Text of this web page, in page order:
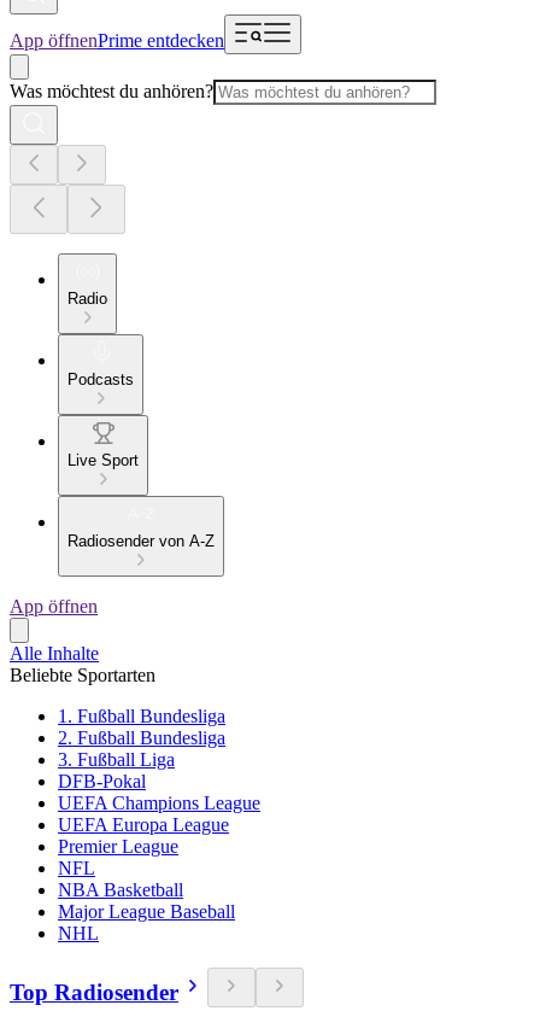
App öffnenPrime entdecken
Was möchtest du anhören?
Radio
Podcasts
Live Sport
Radiosender von A-Z
App öffnen
Alle Inhalte
Beliebte Sportarten
1. Fußball Bundesliga
2. Fußball Bundesliga
3. Fußball Liga
DFB-Pokal
UEFA Champions League
UEFA Europa League
Premier League
NFL
NBA Basketball
Major League Baseball
NHL
Top Radiosender